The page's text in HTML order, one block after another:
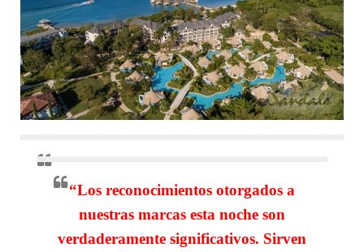
“Los reconocimientos otorgados a
nuestras marcas esta noche son
verdaderamente significativos. Sirven